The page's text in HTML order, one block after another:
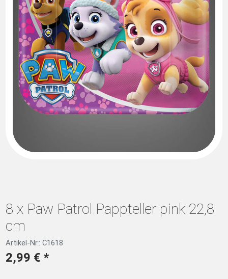
8 x Paw Patrol Pappteller pink 22,8
cm
Artikel-Nr.: C1618
2,99 € *